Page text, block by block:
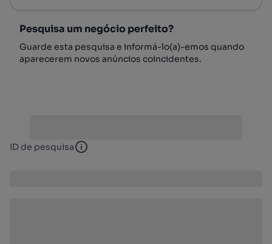
Pesquisa um negócio perfeito?
Guarde esta pesquisa e informá-lo(a)-emos quando
aparecerem novos anúncios coincidentes.
ID de pesquisa ID de pesquisa